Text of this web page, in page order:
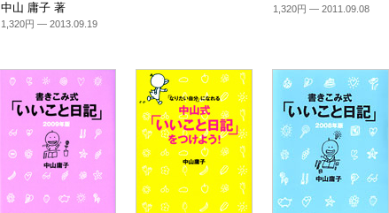
中山 庸子 著
1,320円 — 2013.09.19
1,320円 — 2011.09.08